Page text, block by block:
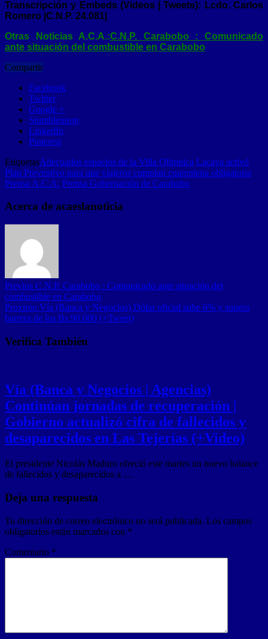
Transcripción y Embeds (Videos | Tweets): Lcdo. Carlos
Romero |C.N.P. 24.081|
Otras Noticias A.C.A.:C.N.P. Carabobo : Comunicado
ante situación del combustible en Carabobo
Compartir
Facebook
Twitter
Google +
Stumbleupon
LinkedIn
Pinterest
EtiquetasAdecuados espacios de la Villa Olímpica Lacava activó
Plan Preventivo para que viajeros cumplan cuarentena obligatoria
Prensa A.C.A. Prensa Gobernación de Carabobo
Acerca de acaeslanoticia
Previos C.N.P. Carabobo : Comunicado ante situación del
combustible en Carabobo
Proximo Vía (Banca y Negocios) Dólar oficial sube 6% y supera
barrera de los Bs.90.000 (+Tweet)
Verifica También
Vía (Banca y Negocios | Agencias)
Continúan jornadas de recuperación |
Gobierno actualizó cifra de fallecidos y
desaparecidos en Las Tejerías (+Video)
El presidente Nicolás Maduro ofreció este martes un nuevo balance
de fallecidos y desaparecidos a …
Deja una respuesta
Tu dirección de correo electrónico no será publicada. Los campos
obligatorios están marcados con *
Comentario *